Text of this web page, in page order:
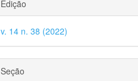
Edição
v. 14 n. 38 (2022)
Seção